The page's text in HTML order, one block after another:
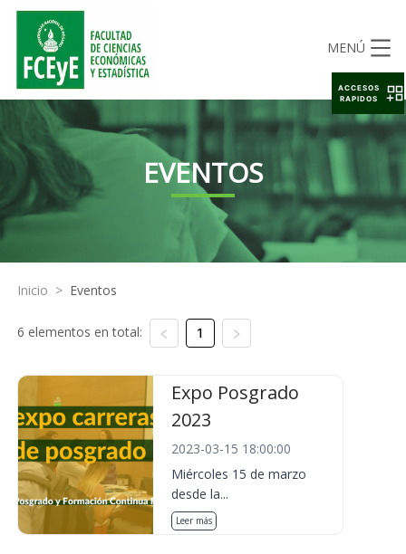
MENÚ
EVENTOS
Inicio > Eventos
6 elementos en total: 1
Expo Posgrado
2023
2023-03-15 18:00:00
Miércoles 15 de marzo
desde la...
Leer más
ACCESOS
RAPIDOS